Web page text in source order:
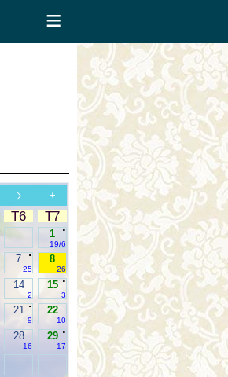
+
T6 T7
.
1
19/6
.
7
25
8
26
14
2
.
15
3
.
21
9
22
10
28
16
.
29
17